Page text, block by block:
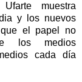
Ufarte muestra
y los nuevos
el papel no
los medios
cada día